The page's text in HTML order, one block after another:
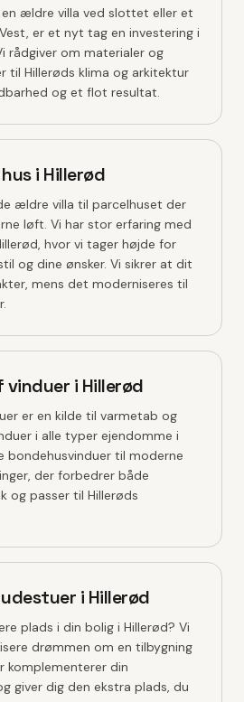
ældre villa ved slottet eller et
er et nyt tag en investering i
rådgiver om materialer og
til Hillerøds klima og arkitektur
og et flot resultat.
i Hillerød
ældre villa til parcelhuset der
løft. Vi har stor erfaring med
hvor vi tager højde for
og dine ønsker. Vi sikrer at dit
mens det moderniseres til
i Hillerød
er en kilde til varmetab og
i alle typer ejendomme i
bondehusvinduer til moderne
der forbedrer både
og passer til Hillerøds
i Hillerød
plads i din bolig i Hillerød? Vi
drømmen om en tilbygning
komplementerer din
giver dig den ekstra plads, du